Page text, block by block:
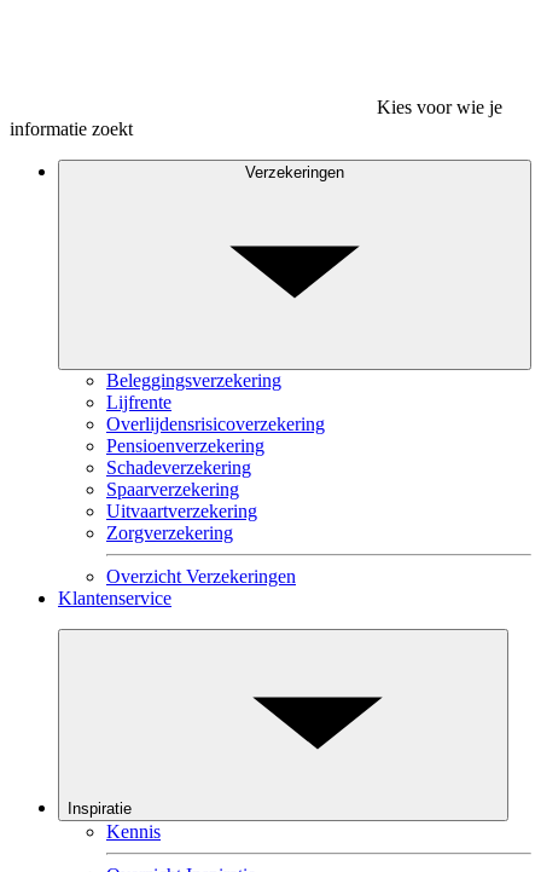
Kies voor wie je
informatie zoekt
Verzekeringen
Beleggingsverzekering
Lijfrente
Overlijdensrisicoverzekering
Pensioenverzekering
Schadeverzekering
Spaarverzekering
Uitvaartverzekering
Zorgverzekering
Overzicht Verzekeringen
Klantenservice
Inspiratie
Kennis